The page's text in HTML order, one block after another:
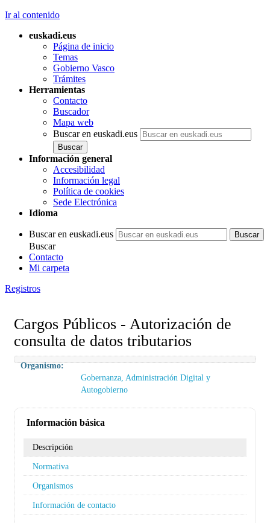
Ir al contenido
euskadi.eus
Página de inicio
Temas
Gobierno Vasco
Trámites
Herramientas
Contacto
Buscador
Mapa web
Buscar en euskadi.eus
Información general
Accesibilidad
Información legal
Política de cookies
Sede Electrónica
Idioma
Buscar en euskadi.eus
Buscar
Contacto
Mi carpeta
Registros
Cargos Públicos - Autorización de
consulta de datos tributarios
Organismo:
Gobernanza, Administración Digital y
Autogobierno
Información básica
Descripción
Normativa
Organismos
Información de contacto